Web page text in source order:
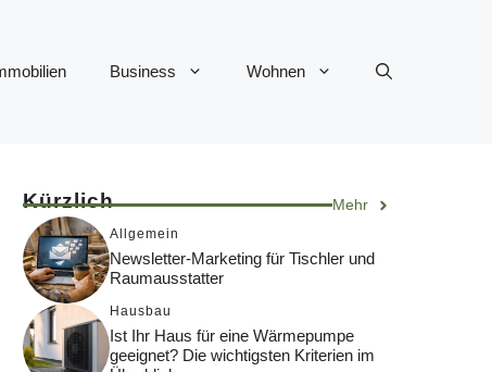
Business Wohnen
Kürzlich Mehr
Allgemein
Newsletter-Marketing für Tischler und
Raumausstatter
Hausbau
Ist Ihr Haus für eine Wärmepumpe
geeignet? Die wichtigsten Kriterien im